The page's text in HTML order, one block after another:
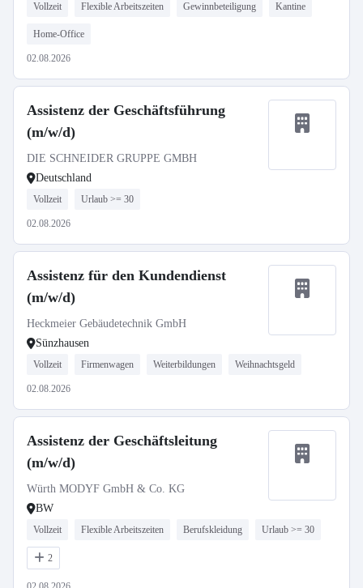
Vollzeit Flexible Arbeitszeiten Gewinnbeteiligung Kantine
Home-Office
02.08.2026
Assistenz der Geschäftsführung
(m/w/d)
DIE SCHNEIDER GRUPPE GMBH
Deutschland
Vollzeit Urlaub >= 30
02.08.2026
Assistenz für den Kundendienst
(m/w/d)
Heckmeier Gebäudetechnik GmbH
Sünzhausen
Vollzeit Firmenwagen Weiterbildungen Weihnachtsgeld
02.08.2026
Assistenz der Geschäftsleitung
(m/w/d)
Würth MODYF GmbH & Co. KG
BW
Vollzeit Flexible Arbeitszeiten Berufskleidung Urlaub >= 30
2